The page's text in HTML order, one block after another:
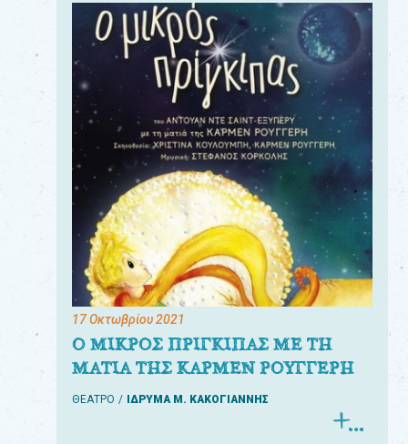
17 Οκτωβρίου 2021
Ο ΜΙΚΡΟΣ ΠΡΙΓΚΙΠΑΣ ΜΕ ΤΗ
ΜΑΤΙΑ ΤΗΣ ΚΑΡΜΕΝ ΡΟΥΓΓΕΡΗ
ΘΕΑΤΡΟ ΙΔΡΥΜΑ Μ. ΚΑΚΟΓΙΑΝΝΗΣ